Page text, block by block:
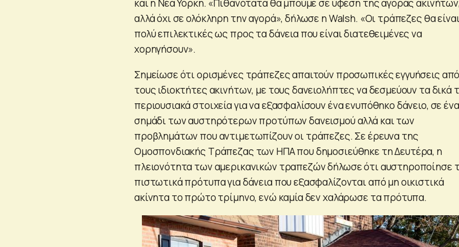
και η Νέα Υόρκη. «Πιθανότατα θα μπούμε σε ύφεση της αγοράς
αλλά όχι σε ολόκληρη την αγορά», δήλωσε η Walsh. «Οι τράπεζες θα
πολύ επιλεκτικές ως προς τα δάνεια που είναι διατεθειμένες να
χορηγήσουν».
Σημείωσε ότι ορισμένες τράπεζες απαιτούν προσωπικές εγγυήσεις από
τους ιδιοκτήτες ακινήτων, με τους δανειολήπτες να δεσμεύουν τα δικά
περιουσιακά στοιχεία για να εξασφαλίσουν ένα ενυπόθηκο δάνειο, σε ένα
σημάδι των αυστηρότερων προτύπων δανεισμού αλλά και των
προβλημάτων που αντιμετωπίζουν οι τράπεζες. Σε έρευνα της
Ομοσπονδιακής Τράπεζας των ΗΠΑ που δημοσιεύθηκε τη Δευτέρα, η
πλειονότητα των αμερικανικών τραπεζών δήλωσε ότι αυστηροποίησε
πιστωτικά πρότυπα για δάνεια που εξασφαλίζονται από μη οικιστικά
ακίνητα το πρώτο τρίμηνο, ενώ καμία δεν χαλάρωσε τα πρότυπα.